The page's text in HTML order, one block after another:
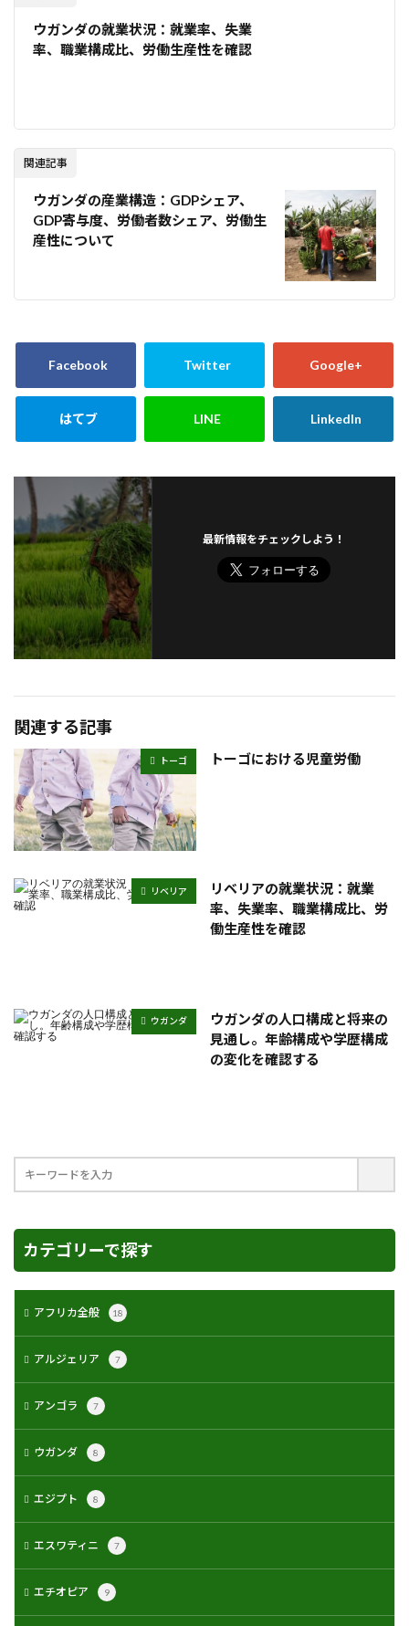
ウガンダの就業状況：就業率、失業
率、職業構成比、労働生産性を確認
関連記事
ウガンダの産業構造：GDPシェア、
GDP寄与度、労働者数シェア、労働生
産性について
最新情報をチェックしよう！
関連する記事
トーゴ トーゴにおける児童労働
リベリア
リベリアの就業状況：就業
率、失業率、職業構成比、労
働生産性を確認
ウガンダ
ウガンダの人口構成と将来の
見通し。年齢構成や学歴構成
の変化を確認する
カテゴリーで探す
アフリカ全般 18
アルジェリア 7
アンゴラ 7
ウガンダ 8
エジプト 8
エスワティニ 7
エチオピア 9